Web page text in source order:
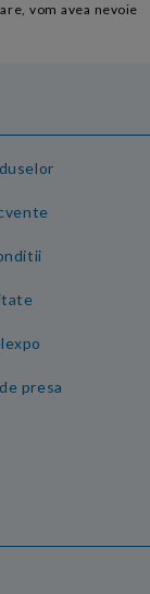
vom avea nevoie
presa